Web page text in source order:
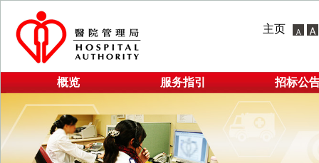
主页
概览 服务指引 招标公